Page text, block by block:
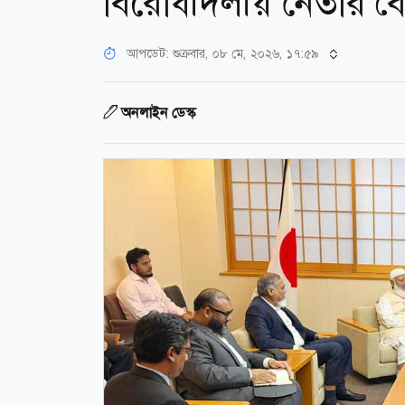
আপডেট: শুক্রবার, ০৮ মে, ২০২৬, ১৭:৫৯
অনলাইন ডেস্ক